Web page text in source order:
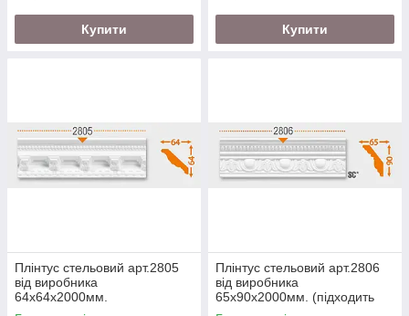
Купити Купити
Плінтус стельовий арт.2805
від виробника
64х64х2000мм.
Плінтус стельовий арт.2806
від виробника
65х90х2000мм. (підходить
під натяжну стелю)